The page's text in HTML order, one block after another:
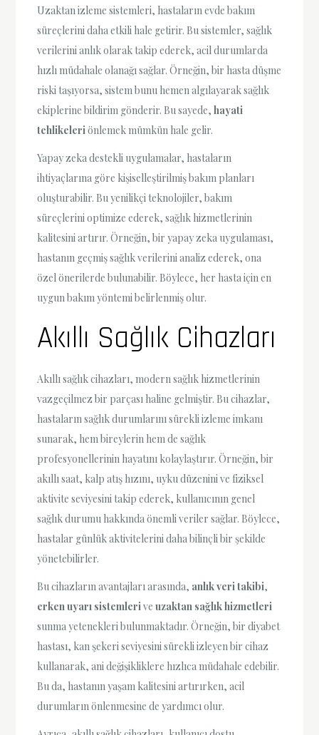
Uzaktan izleme sistemleri, hastaların evde bakım
süreçlerini daha etkili hale getirir. Bu sistemler, sağlık
verilerini anlık olarak takip ederek, acil durumlarda
hızlı müdahale olanağı sağlar. Örneğin, bir hasta düşme
riski taşıyorsa, sistem bunu hemen algılayarak sağlık
ekiplerine bildirim gönderir. Bu sayede,hayati
tehlikeleri önlemek mümkün hale gelir.
Yapay zeka destekli uygulamalar, hastaların
ihtiyaçlarına göre kişiselleştirilmiş bakım planları
oluşturabilir. Bu yenilikçi teknolojiler, bakım
süreçlerini optimize ederek, sağlık hizmetlerinin
kalitesini artırır. Örneğin, bir yapay zeka uygulaması,
hastanın geçmiş sağlık verilerini analiz ederek, ona
özel önerilerde bulunabilir. Böylece, her hasta için en
uygun bakım yöntemi belirlenmiş olur.
Akıllı Sağlık Cihazları
Akıllı sağlık cihazları, modern sağlık hizmetlerinin
vazgeçilmez bir parçası haline gelmiştir. Bu cihazlar,
hastaların sağlık durumlarını sürekli izleme imkanı
sunarak, hem bireylerin hem de sağlık
profesyonellerinin hayatını kolaylaştırır. Örneğin, bir
akıllı saat, kalp atış hızını, uyku düzenini ve fiziksel
aktivite seviyesini takip ederek, kullanıcının genel
sağlık durumu hakkında önemli veriler sağlar. Böylece,
hastalar günlük aktivitelerini daha bilinçli bir şekilde
yönetebilirler.
Bu cihazların avantajları arasında, anlık veri takibi,
erken uyarı sistemleriveuzaktan sağlık hizmetleri
sunma yetenekleri bulunmaktadır. Örneğin, bir diyabet
hastası, kan şekeri seviyesini sürekli izleyen bir cihaz
kullanarak, ani değişikliklere hızlıca müdahale edebilir.
Bu da, hastanın yaşam kalitesini artırırken, acil
durumların önlenmesine de yardımcı olur.